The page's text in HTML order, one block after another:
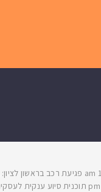
פגיעת רכב בראשון לציון: בת 33 נפצעה באורח בינוני ברחוב
תוכנית סיוע ענקית